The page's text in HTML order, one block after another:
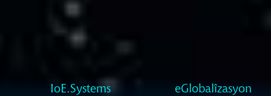
IoE.Systems eGlobalîzasyon